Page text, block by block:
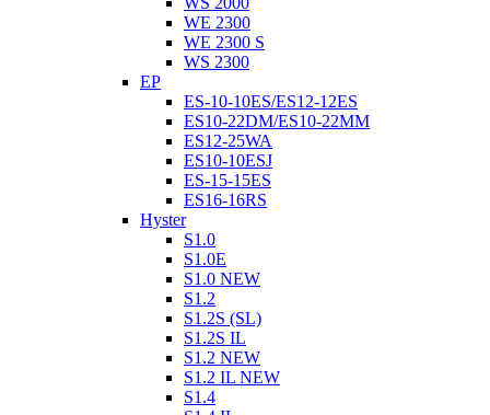
WE 2300
WE 2300 S
WS 2300
EP
ES-10-10ES/ES12-12ES
ES10-22DM/ES10-22MM
ES12-25WA
ES10-10ESJ
ES-15-15ES
ES16-16RS
Hyster
S1.0
S1.0E
S1.0 NEW
S1.2
S1.2S (SL)
S1.2S IL
S1.2 NEW
S1.2 IL NEW
S1.4